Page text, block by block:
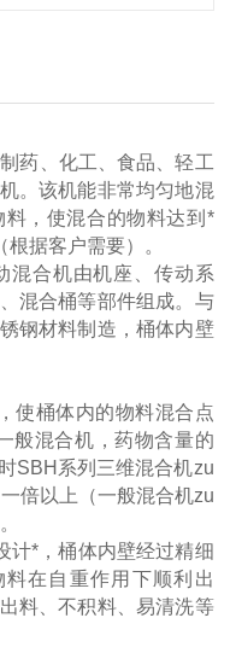
药、化工、食品、轻工
。该机能非常均匀地混
，使混合的物料达到*
据客户需要）。
混合机由机座、传动系
混合桶等部件组成。与
钢材料制造，桶体内壁
使桶体内的物料混合点
般混合机，药物含量的
SBH系列三维混合机zu
倍以上（一般混合机zu
计*，桶体内壁经过精细
在自重作用下顺利出
料、不积料、易清洗等